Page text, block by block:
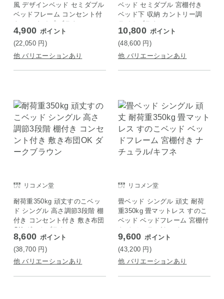
風 デザインベッド セミダブル
ベッドフレーム コンセント付
き ロータイプ ブラウン
4,900 ポイント
(22,050 円)
他 バリエーションあり
ベッド セミダブル 宮棚付き
ベッド下 収納 カントリー調
ライトブラウン
10,800 ポイント
(48,600 円)
他 バリエーションあり
リコメン堂
耐荷重350kg 頑丈すのこベッ
ド シングル 高さ調節3段階 棚
付き コンセント付き 敷き布団
OK ダークブラウン
8,600 ポイント
(38,700 円)
他 バリエーションあり
リコメン堂
畳ベッド シングル 頑丈 耐荷
重350kg 畳マットレス すのこ
ベッド ベッドフレーム 宮棚付
き ナチュラル/キフネ
9,600 ポイント
(43,200 円)
他 バリエーションあり